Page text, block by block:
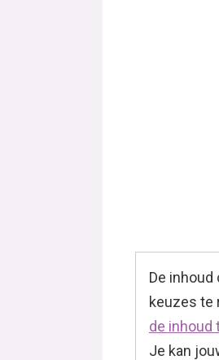
De
keuzes te
de inhoud
Je kan